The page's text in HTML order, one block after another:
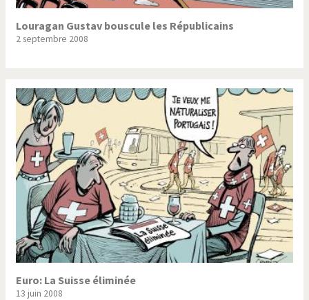
Louragan Gustav bouscule les Républicains
2 septembre 2008
Euro: La Suisse éliminée
13 juin 2008